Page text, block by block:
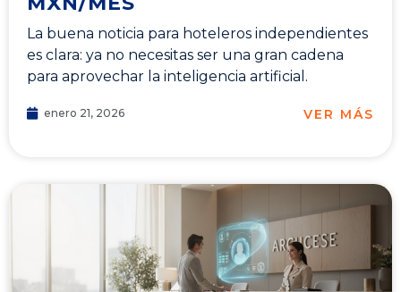
La buena noticia para hoteleros independientes
es clara: ya no necesitas ser una gran cadena
para aprovechar la inteligencia artificial.
enero 21, 2026 VER MÁS